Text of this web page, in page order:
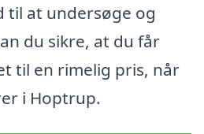
til at undersøge og
du sikre, at du får
til en rimelig pris, når
i Hoptrup.